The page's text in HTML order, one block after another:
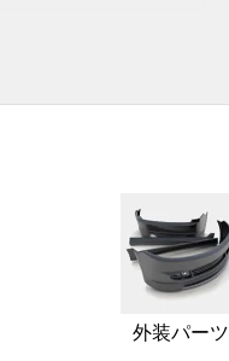
外装パーツ